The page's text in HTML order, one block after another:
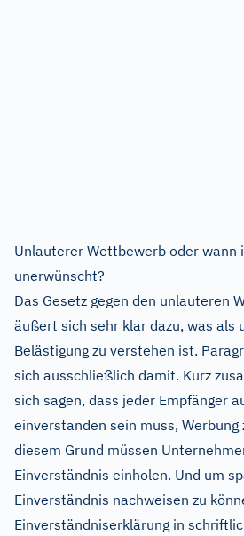
Unlauterer Wettbewerb oder wann
unerwünscht?
Das Gesetz gegen den unlauteren
äußert sich sehr klar dazu, was als
Belästigung zu verstehen ist.
sich ausschließlich damit. Kurz
sich sagen, dass jeder Empfänger
einverstanden sein muss, Werbung
diesem Grund müssen
Einverständnis einholen. Und um
Einverständnis nachweisen zu
Einverständniserklärung in